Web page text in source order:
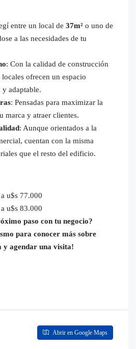
entre un local de 37m² o uno de
a las necesidades de tu
: Con la calidad de construcción
ofrecen un espacio
y adaptable.
: Pensadas para maximizar la
marca y atraer clientes.
: Aunque orientados a la
cuentan con la misma
que el resto del edificio.
u$s 77.000
u$s 83.000
paso con tu negocio?
para conocer más sobre
y agendar una visita!
Abrir en Google Maps